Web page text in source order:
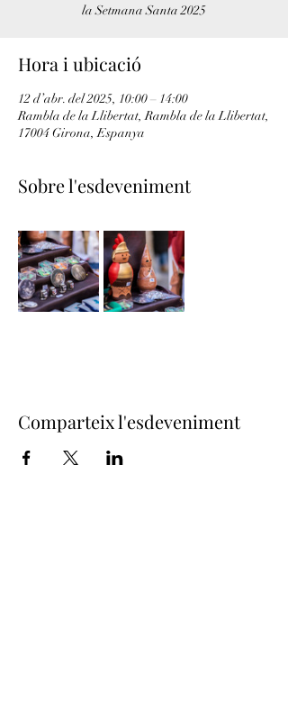
la Setmana Santa 2025
Hora i ubicació
12 d’abr. del 2025, 10:00 – 14:00
Rambla de la Llibertat, Rambla de la Llibertat,
17004 Girona, Espanya
Sobre l'esdeveniment
Comparteix l'esdeveniment